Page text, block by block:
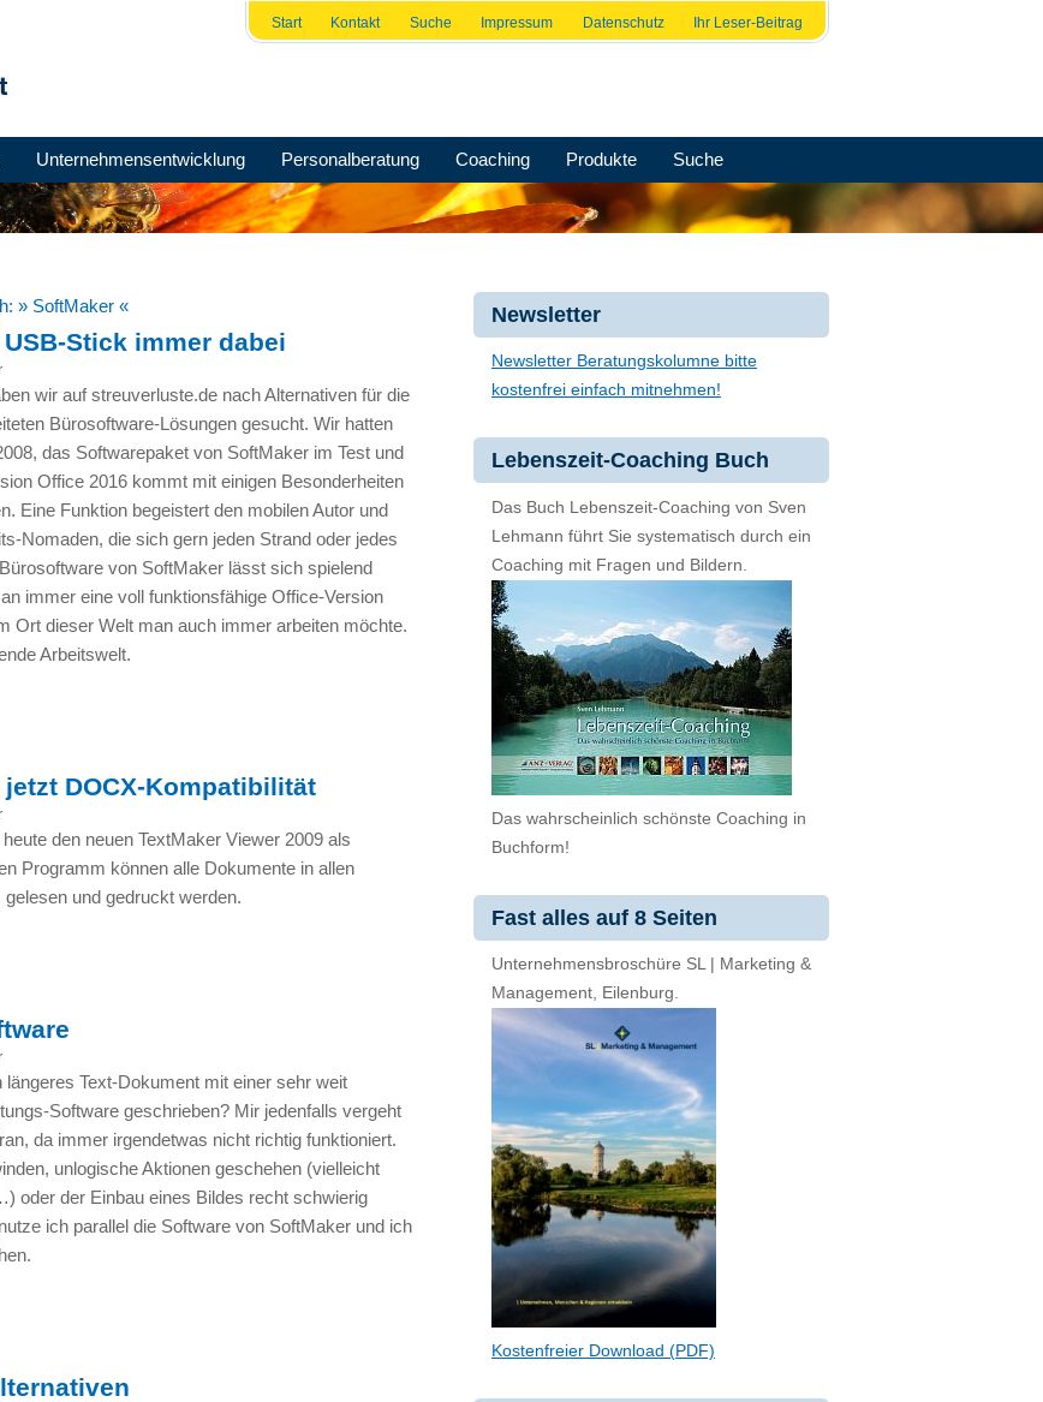
Start Kontakt Suche Impressum Datenschutz Ihr Leser-Beitrag
Unternehmensentwicklung Personalberatung Coaching Produkte Suche
» SoftMaker «
Stick immer dabei
wir auf streuverluste.de nach Alternativen für die
Bürosoftware-Lösungen gesucht. Wir hatten
das Softwarepaket von SoftMaker im Test und
Office 2016 kommt mit einigen Besonderheiten
Eine Funktion begeistert den mobilen Autor und
Nomaden, die sich gern jeden Strand oder jedes
von SoftMaker lässt sich spielend
immer eine voll funktionsfähige Office-Version
Ort dieser Welt man auch immer arbeiten möchte.
Arbeitswelt.
DOCX-Kompatibilität
den neuen TextMaker Viewer 2009 als
Programm können alle Dokumente in allen
und gedruckt werden.
Text-Dokument mit einer sehr weit
Software geschrieben? Mir jedenfalls vergeht
da immer irgendetwas nicht richtig funktioniert.
unlogische Aktionen geschehen (vielleicht
oder der Einbau eines Bildes recht schwierig
ich parallel die Software von SoftMaker und ich
Newsletter
Newsletter Beratungskolumne bitte
kostenfrei einfach mitnehmen!
Lebenszeit-Coaching Buch
Das Buch Lebenszeit-Coaching von Sven
Lehmann führt Sie systematisch durch ein
Coaching mit Fragen und Bildern.
Das wahrscheinlich schönste Coaching in
Buchform!
Fast alles auf 8 Seiten
Unternehmensbroschüre SL | Marketing &
Management, Eilenburg.
Kostenfreier Download (PDF)